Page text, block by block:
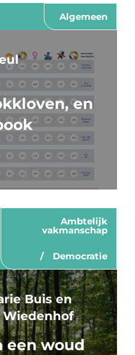
Algemeen
en
Ambtelijk
vakmanschap
Democratie
Buis en
Wiedenhof
een woud